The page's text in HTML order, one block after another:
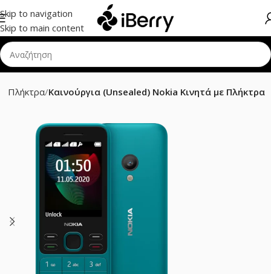
Skip to navigation
Skip to main content
Πλήκτρα Καινούργια (Unsealed) Nokia Κινητά με Πλήκτρα